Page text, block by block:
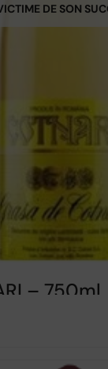
DE SON
– 750ml